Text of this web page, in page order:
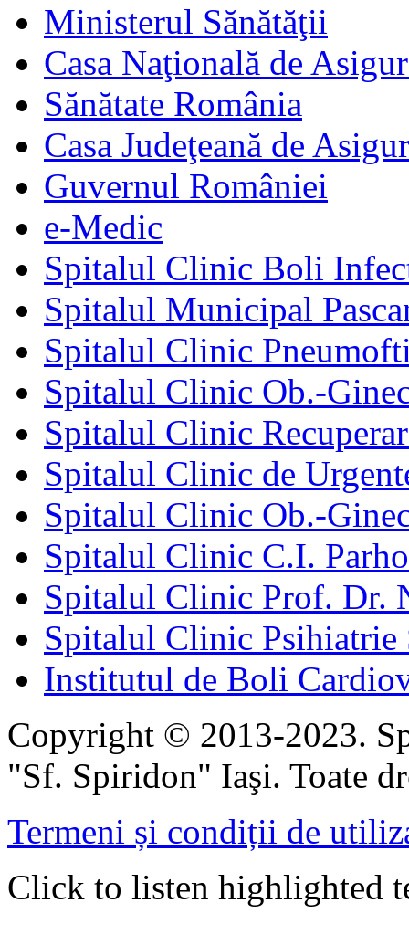
Ministerul Sănătăţii
Casa Naţională de
Sănătate România
Casa Judeţeană de
Guvernul României
e-Medic
Spitalul Clinic Boli
Spitalul Municipal
Spitalul Clinic
Spitalul Clinic Ob.-
Spitalul Clinic
Spitalul Clinic de
Spitalul Clinic Ob.-
Spitalul Clinic C.I.
Spitalul Clinic Prof. Dr.
Spitalul Clinic Psihiatrie
Institutul de Boli
Copyright © 2013-2023.
"Sf. Spiridon" Iaşi. Toate
Termeni și condiții de
Click to listen highlighted